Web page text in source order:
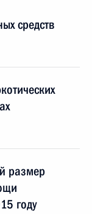
средств
размер
году